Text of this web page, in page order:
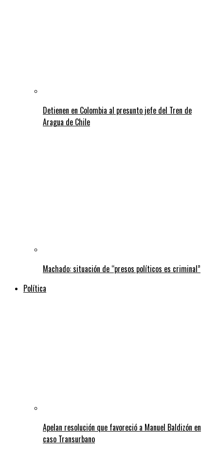
Detienen en Colombia al presunto jefe del Tren de
Aragua de Chile
Machado: situación de “presos políticos es criminal”
Política
Apelan resolución que favoreció a Manuel Baldizón en
caso Transurbano